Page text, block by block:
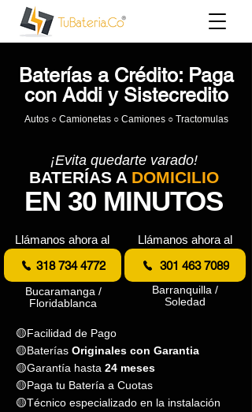
Baterías a Crédito: Paga
con Addi y Sistecredito
Autos ○ Camionetas ○ Camiones ○ Tractomulas
¡Evita quedarte varado!
BATERÍAS A DOMICILIO
EN 30 MINUTOS
Llámanos ahora al
318 734 4772
Bucaramanga /
Floridablanca
Llámanos ahora al
301 463 7089
Barranquilla /
Soledad
🟡Facilidad de Pago
🟡Baterías Originales con Garantia
🟡Garantía hasta 24 meses
🟡Paga tu Batería a Cuotas
🟡Técnico especializado en la instalación